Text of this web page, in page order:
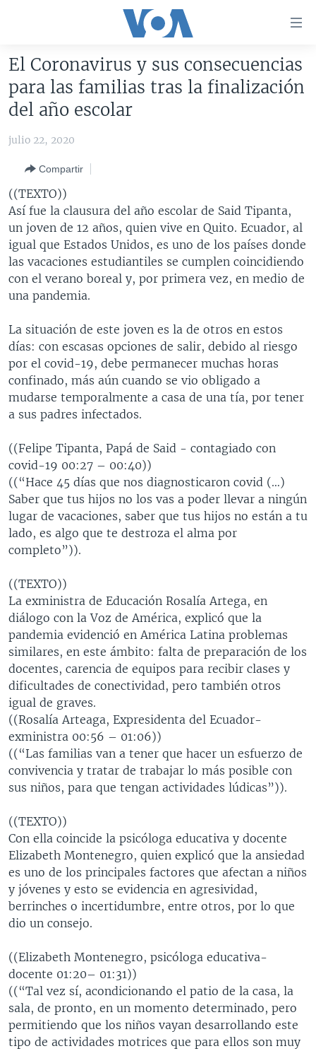
accesibilidad
contenido
Salte
principal
Salte
búsqueda
AMÉRICA DEL NORTE
EEUU
ELECCIONES EEUU 2024
VOA VERIFICA INMIGRACIÓN
VOA VERIFICA AMÉRICA LATINA
ARGENTINA
BOLIVIA
COLOMBIA
CHILE
PERÚ
ECUADOR
VENEZUELA
BRASIL
CHINA EN AMÉRICA LATINA
CENTROAMÉRICA
COSTA RICA
EL SALVADOR
GUATEMALA
HONDURAS
NICARAGUA
OTRAS SECCIONES
INMIGRACIÓN
LIBERTAD DE PRENSA
MUNDO
ECONOMÍA
ENTRETENIMIENTO Y CULTURA
TECNOLOGÍA
DEPORTES
ESPECIALES DE LA VOA
LIBERTAD DE PRENSA
UCRANIA
MULTIMEDIA
VIDEOS
FOTOGRAFÍA
AUDIOS
PROGRAMAS TV
EL MUNDO AL DÍA
FORO INTERAMERICANO
LAS CLAVES
PANORAMA
RADIO
AVANCE INFORMATIVO
BUENOS DÍAS AMÉRICA
ESTADOS UNIDOS AL DÍA
EL MUNDO AL DÍA [RADIO]
FORO [RADIO]
DEPORTIVO INTERNACIONAL
NOTA ECONÓMICA
ENTRETENIMIENTO
DIRECT
Learning English
SÍGANOS
El Coronavirus y sus consecuencias
para las familias tras la finalización
del año escolar
julio 22, 2020
Compartir
((TEXTO))
Así fue la clausura del año escolar de Said Tipanta,
un joven de 12 años, quien vive en Quito. Ecuador, al
igual que Estados Unidos, es uno de los países donde
las vacaciones estudiantiles se cumplen coincidiendo
con el verano boreal y, por primera vez, en medio de
una pandemia.
La situación de este joven es la de otros en estos
días: con escasas opciones de salir, debido al riesgo
por el covid-19, debe permanecer muchas horas
confinado, más aún cuando se vio obligado a
mudarse temporalmente a casa de una tía, por tener
a sus padres infectados.
((Felipe Tipanta, Papá de Said - contagiado con
covid-19 00:27 – 00:40))
((“Hace 45 días que nos diagnosticaron covid (…)
Saber que tus hijos no los vas a poder llevar a ningún
lugar de vacaciones, saber que tus hijos no están a tu
lado, es algo que te destroza el alma por
completo”)).
((TEXTO))
La exministra de Educación Rosalía Artega, en
diálogo con la Voz de América, explicó que la
pandemia evidenció en América Latina problemas
similares, en este ámbito: falta de preparación de los
docentes, carencia de equipos para recibir clases y
dificultades de conectividad, pero también otros
igual de graves.
((Rosalía Arteaga, Expresidenta del Ecuador-
exministra 00:56 – 01:06))
((“Las familias van a tener que hacer un esfuerzo de
convivencia y tratar de trabajar lo más posible con
sus niños, para que tengan actividades lúdicas”)).
((TEXTO))
Con ella coincide la psicóloga educativa y docente
Elizabeth Montenegro, quien explicó que la ansiedad
es uno de los principales factores que afectan a niños
y jóvenes y esto se evidencia en agresividad,
berrinches o incertidumbre, entre otros, por lo que
dio un consejo.
((Elizabeth Montenegro, psicóloga educativa-
docente 01:20– 01:31))
((“Tal vez sí, acondicionando el patio de la casa, la
sala, de pronto, en un momento determinado, pero
permitiendo que los niños vayan desarrollando este
tipo de actividades motrices que para ellos son muy